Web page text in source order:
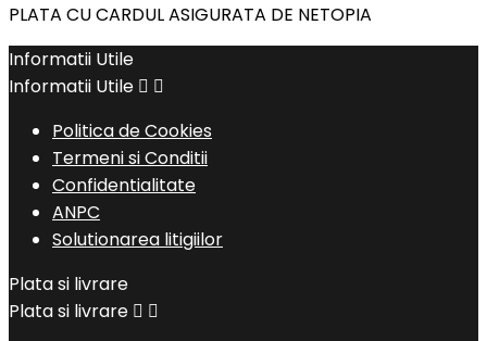
PLATA CU CARDUL ASIGURATA DE NETOPIA
Informatii Utile
Informatii Utile  
Politica de Cookies
Termeni si Conditii
Confidentialitate
ANPC
Solutionarea litigiilor
Plata si livrare
Plata si livrare  